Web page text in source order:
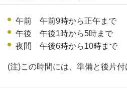
午前 午前9時から正午まで
午後 午後1時から5時まで
夜間 午後6時から10時まで
(注)この時間には、準備と後片付